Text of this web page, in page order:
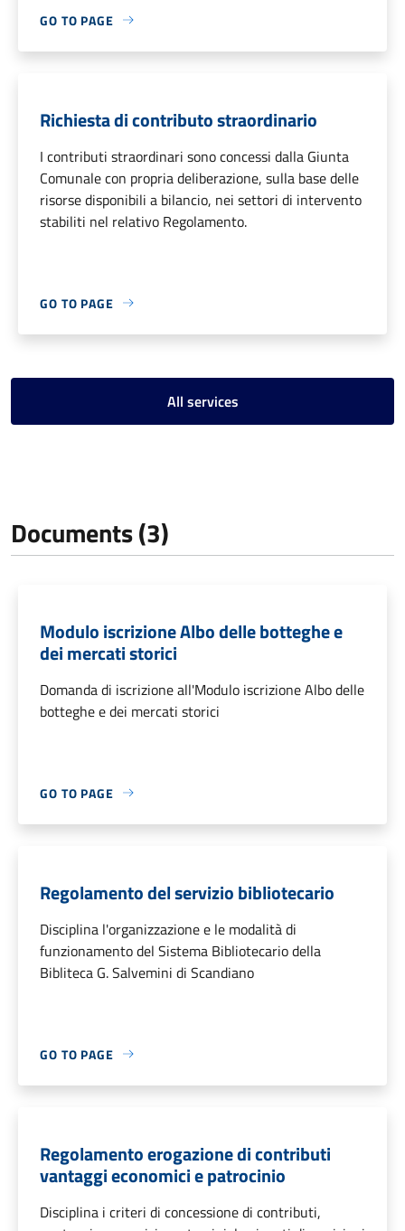
GO TO PAGE
Richiesta di contributo straordinario
I contributi straordinari sono concessi dalla Giunta
Comunale con propria deliberazione, sulla base delle
risorse disponibili a bilancio, nei settori di intervento
stabiliti nel relativo Regolamento.
GO TO PAGE
All services
Documents (3)
Modulo iscrizione Albo delle botteghe e
dei mercati storici
Domanda di iscrizione all'Modulo iscrizione Albo delle
botteghe e dei mercati storici
GO TO PAGE
Regolamento del servizio bibliotecario
Disciplina l'organizzazione e le modalità di
funzionamento del Sistema Bibliotecario della
Bibliteca G. Salvemini di Scandiano
GO TO PAGE
Regolamento erogazione di contributi
vantaggi economici e patrocinio
Disciplina i criteri di concessione di contributi,